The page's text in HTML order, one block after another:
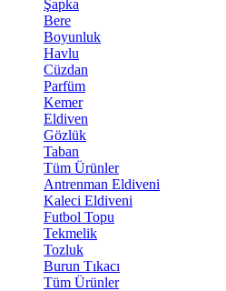
Şapka
Bere
Boyunluk
Havlu
Cüzdan
Parfüm
Kemer
Eldiven
Gözlük
Taban
Tüm Ürünler
Antrenman Eldiveni
Kaleci Eldiveni
Futbol Topu
Tekmelik
Tozluk
Burun Tıkacı
Tüm Ürünler